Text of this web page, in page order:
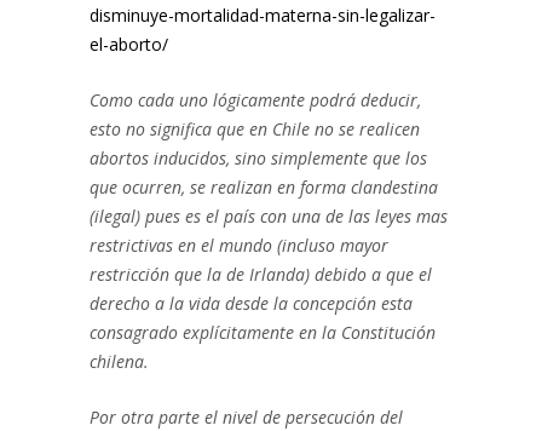
disminuye-mortalidad-materna-sin-legalizar-
el-aborto/
Como cada uno lógicamente podrá deducir,
esto no significa que en Chile no se realicen
abortos inducidos, sino simplemente que los
que ocurren, se realizan en forma clandestina
(ilegal) pues es el país con una de las leyes mas
restrictivas en el mundo (incluso mayor
restricción que la de Irlanda) debido a que el
derecho a la vida desde la concepción esta
consagrado explícitamente en la Constitución
chilena.
Por otra parte el nivel de persecución del